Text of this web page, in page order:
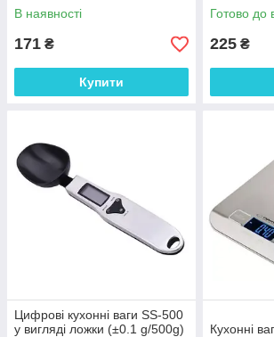
В наявності
171 ₴
Купити
Готово до
225 ₴
Цифрові кухонні ваги SS-500
у вигляді ложки (±0.1 g/500g)
Кухонні